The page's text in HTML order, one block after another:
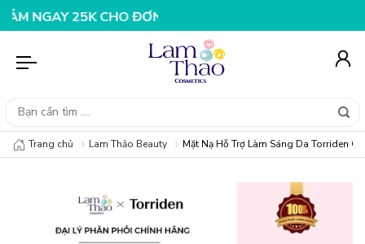
25K CHO ĐƠN HÀNG 99K
Trang chủ Lam Thảo Beauty Mặt Nạ Hỗ Trợ Làm Sáng Da Torriden